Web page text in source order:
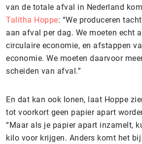
van de totale afval in Nederland
Talitha Hoppe: “We produceren
aan afval per dag. We moeten echt
circulaire economie, en afstappen
economie. We moeten daarvoor
scheiden van afval.”
En dat kan ook lonen, laat Hoppe
tot voorkort geen papier apart
“Maar als je papier apart inzamelt,
kilo voor krijgen. Anders komt het